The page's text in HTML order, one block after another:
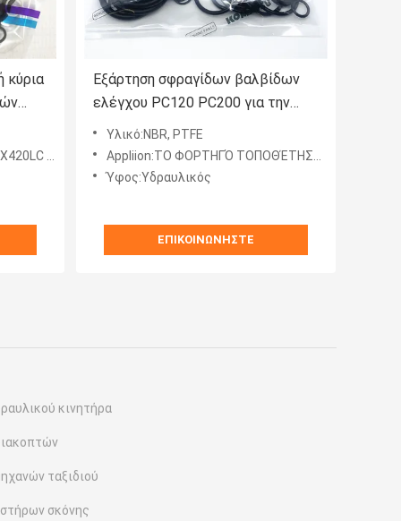
κύρια
470LC 500LC
Εξάρτηση σφραγίδων βαλβίδων
ελέγχου PC120 PC200 για την
τοποθετημένη φορτηγό αντλία
εκσκαφέων
Υλικό:NBR, PTFE
Appliion:ΤΟ ΦΟΡΤΗΓΌ ΤΟΠΟΘΈΤΗΣΕ ΤΗΝ ΑΝΤΛΊΑ, DH420LC DH500LC DX420LC DX480LC DX520LC SOLAR420LC 450LC 470LC 500
Ύφος:Υδραυλικός
ΕΠΙΚΟΙΝΩΝΉΣΤΕ
κινητήρα
ταξιδιού
σκόνης